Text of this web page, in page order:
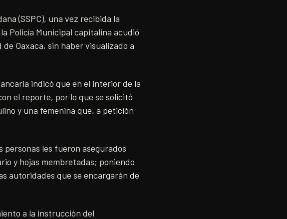
(SSPC), una vez recibida la
Policía Municipal capitalina acudió
Oaxaca, sin haber visualizado a
indicó que en el interior de la
el reporte, por lo que se solicitó
y una femenina que, a petición
les fueron asegurados
y hojas membretadas; poniendo
autoridades que se encargarán de
a la instrucción del